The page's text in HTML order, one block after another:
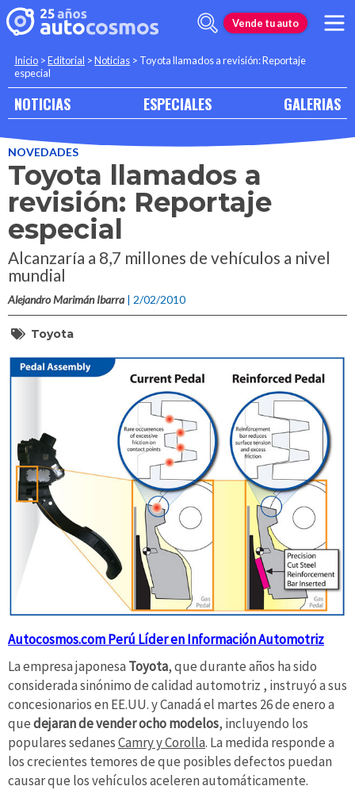
Vende tu auto
Inicio >Editorial >Noticias > Toyota llamados a revisión: Reportaje
especial
NOTICIAS ESPECIALES GALERIAS
NOVEDADES
Toyota llamados a
revisión: Reportaje
especial
Alcanzaría a 8,7 millones de vehículos a nivel
mundial
Alejandro Marimán Ibarra | 2/02/2010
Toyota
Autocosmos.com Perú Líder en Información Automotriz
La empresa japonesa Toyota, que durante años ha sido
considerada sinónimo de calidad automotriz , instruyó a sus
concesionarios en EE.UU. y Canadá el martes 26 de enero a
quedejaran de vender ocho modelos, incluyendo los
populares sedanesCamry y Corolla. La medida responde a
los crecientes temores de que posibles defectos puedan
causar que los vehículos aceleren automáticamente.